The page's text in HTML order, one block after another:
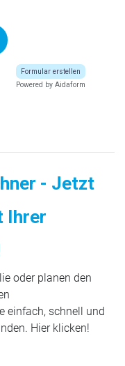
- Jetzt
Ihrer
oder planen den
einfach, schnell und
Hier klicken!